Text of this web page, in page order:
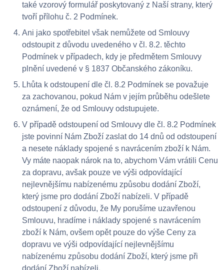
také vzorový formulář poskytovaný z Naší strany, který
tvoří přílohu č. 2 Podmínek.
Ani jako spotřebitel však nemůžete od Smlouvy
odstoupit z důvodu uvedeného v čl. 8.2. těchto
Podmínek v případech, kdy je předmětem Smlouvy
plnění uvedené v § 1837 Občanského zákoníku.
Lhůta k odstoupení dle čl. 8.2 Podmínek se považuje
za zachovanou, pokud Nám v jejím průběhu odešlete
oznámení, že od Smlouvy odstupujete.
V případě odstoupení od Smlouvy dle čl. 8.2 Podmínek
jste povinní Nám Zboží zaslat do 14 dnů od odstoupení
a nesete náklady spojené s navrácením zboží k Nám.
Vy máte naopak nárok na to, abychom Vám vrátili Cenu
za dopravu, avšak pouze ve výši odpovídající
nejlevnějšímu nabízenému způsobu dodání Zboží,
který jsme pro dodání Zboží nabízeli. V případě
odstoupení z důvodu, že My porušíme uzavřenou
Smlouvu, hradíme i náklady spojené s navrácením
zboží k Nám, ovšem opět pouze do výše Ceny za
dopravu ve výši odpovídající nejlevnějšímu
nabízenému způsobu dodání Zboží, který jsme při
dodání Zboží nabízeli.